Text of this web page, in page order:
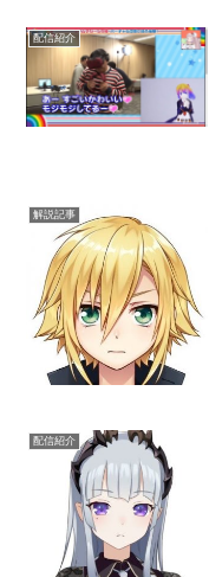
配信紹介
解説記事
配信紹介